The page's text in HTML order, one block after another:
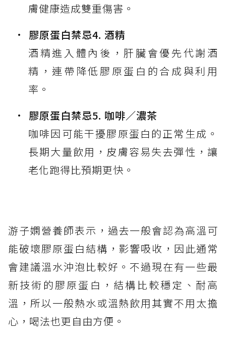
膚健康造成雙重傷害。
膠原蛋白禁忌4. 酒精
酒精進入體內後，肝臟會優先代謝酒
精，連帶降低膠原蛋白的合成與利用
率。
膠原蛋白禁忌5. 咖啡／濃茶
咖啡因可能干擾膠原蛋白的正常生成。
長期大量飲用，皮膚容易失去彈性，讓
老化跑得比預期更快。
游子嫻營養師表示，過去一般會認為高溫可
能破壞膠原蛋白結構，影響吸收，因此通常
會建議溫水沖泡比較好。不過現在有一些最
新技術的膠原蛋白，結構比較穩定、耐高
溫，所以一般熱水或溫熱飲用其實不用太擔
心，喝法也更自由方便。